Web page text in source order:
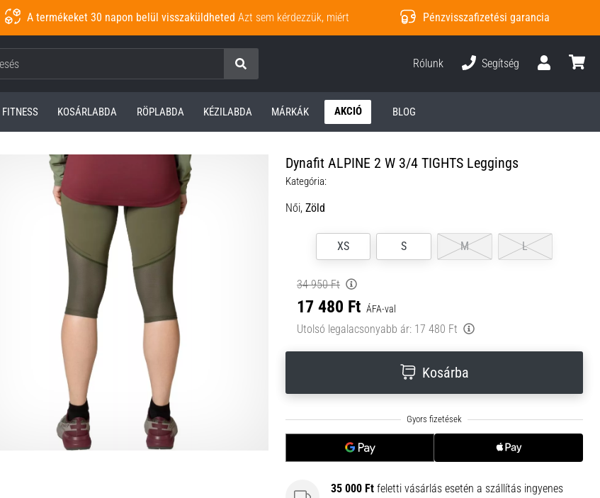
A termékeket 30 napon belül visszaküldheted Azt sem kérdezzük, miért Pénzvisszafizetési garancia
Keresés
Rólunk
Segítség
FITNESS KOSÁRLABDA RÖPLABDA KÉZILABDA MÁRKÁK AKCIÓ BLOG
Dynafit ALPINE 2 W 3/4 TIGHTS Leggings
Kategória:
Női, Zöld
XS S M L
34 950 Ft
17 480 Ft ÁFA-val
Utolsó legalacsonyabb ár: 17 480 Ft
Kosárba
35 000 Ft feletti vásárlás esetén a szállítás ingyenes